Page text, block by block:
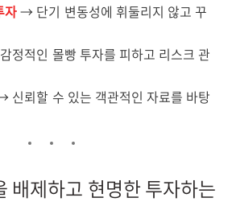
자→ 단기 변동성에 휘둘리지 않고 꾸
정적인 몰빵 투자를 피하고 리스크 관
신뢰할 수 있는 객관적인 자료를 바탕
배제하고 현명한 투자하는